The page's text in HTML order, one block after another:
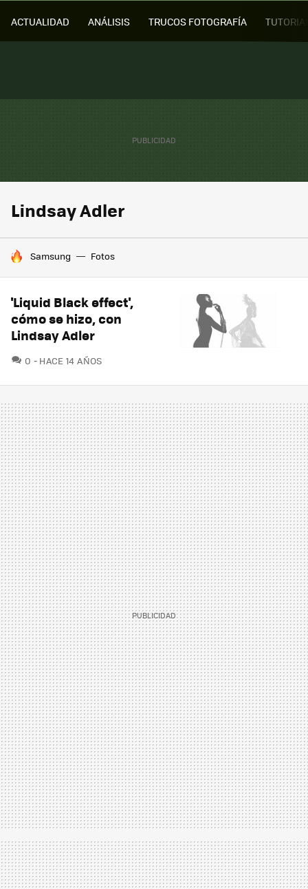
ACTUALIDAD ANÁLISIS TRUCOS FOTOGRAFÍA
Lindsay Adler
HOY SE HABLA DE
Samsung Fotos
'Liquid Black effect',
cómo se hizo, con
Lindsay Adler
0 COMENTARIOS
HACE 14 AÑOS